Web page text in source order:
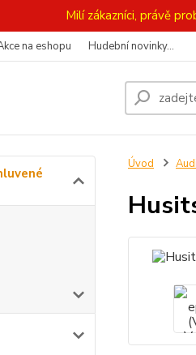
Milí zákazníci, právě
na eshopu Hudební novinky...
Úvod